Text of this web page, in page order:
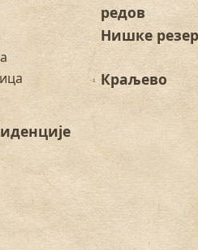
редов
Нишке
Краљево